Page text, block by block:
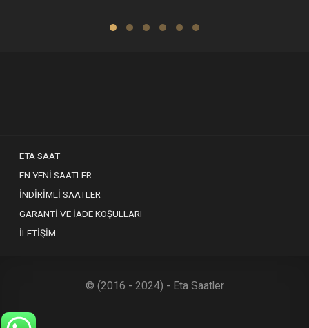
ETA SAAT
EN YENI SAATLER
İNDIRIMLI SAATLER
GARANTI VE İADE KOŞULLARI
İLETIŞIM
© (2016 - 2024) - Eta Saatler